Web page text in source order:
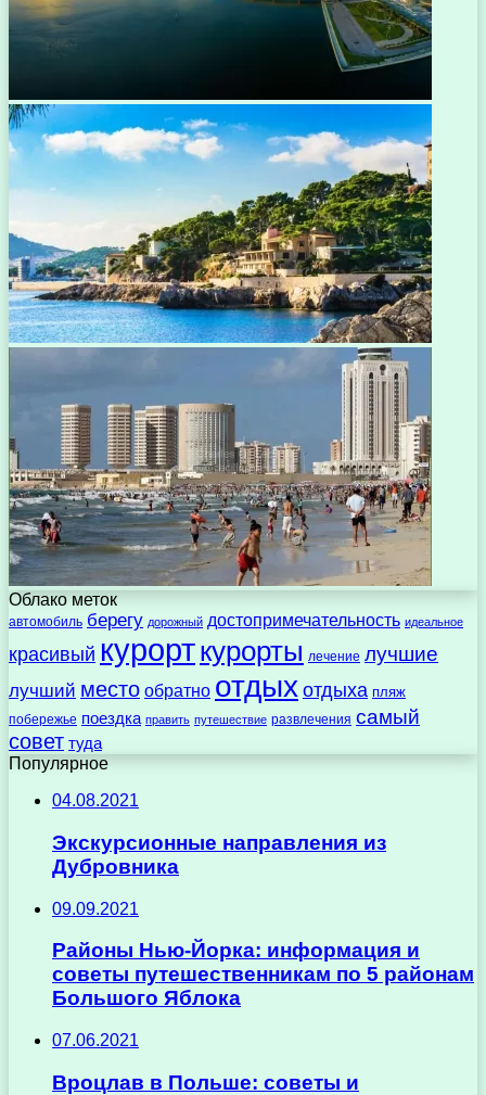
Облако меток
автомобиль берегу дорожный достопримечательность идеальное
красивый курорткурорты лечение лучшие
лучший место обратно отдыхотдыха пляж
побережье поездка править путешествие развлечения самый
совет туда
Популярное
04.08.2021
Экскурсионные направления из
Дубровника
09.09.2021
Районы Нью-Йорка: информация и
советы путешественникам по 5 районам
Большого Яблока
07.06.2021
Вроцлав в Польше: советы и